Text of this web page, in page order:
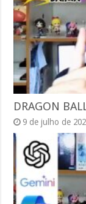
DRAGON
9 de julho de